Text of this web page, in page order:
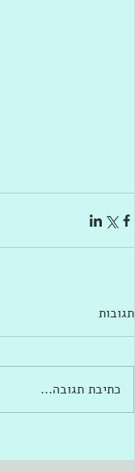
תגובות
כתיבת תגובה...